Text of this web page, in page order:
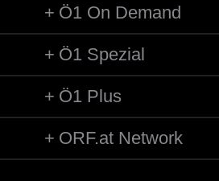
Ö1 On Demand
Ö1 Spezial
Ö1 Plus
ORF.at Network